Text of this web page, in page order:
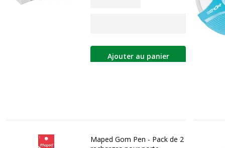
Ajouter au panier
Maped Gom Pen - Pack de 2